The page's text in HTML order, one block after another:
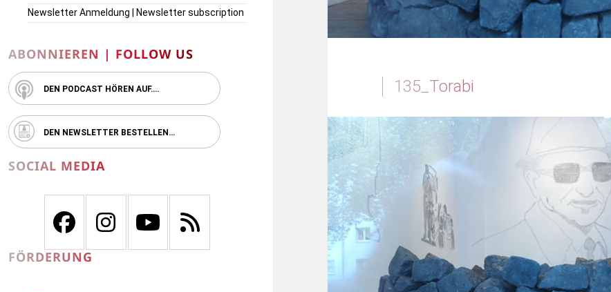
Newsletter Anmeldung | Newsletter subscription
ABONNIEREN | FOLLOW US
DEN PODCAST HÖREN AUF….
DEN NEWSLETTER BESTELLEN…
SOCIAL MEDIA
FÖRDERUNG
135_Torabi